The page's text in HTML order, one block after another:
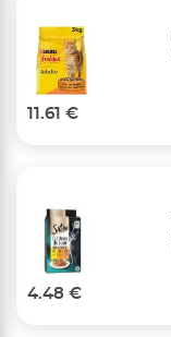
11.61 €
4.48 €